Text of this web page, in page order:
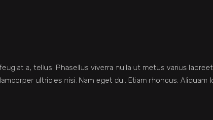
a, tellus. Phasellus viverra nulla ut metus varius
ultricies nisi. Nam eget dui. Etiam rhoncus.